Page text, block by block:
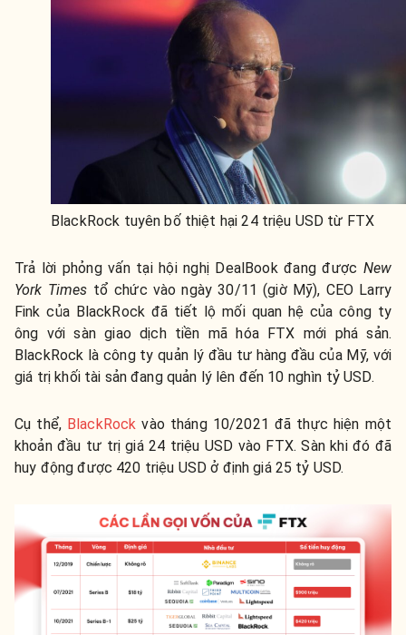
BlackRock tuyên bố thiệt hại 24 triệu USD từ FTX
Trả lời phỏng vấn tại hội nghị DealBook đang được New
York Times tổ chức vào ngày 30/11 (giờ Mỹ), CEO Larry
Fink của BlackRock đã tiết lộ mối quan hệ của công ty
ông với sàn giao dịch tiền mã hóa FTX mới phá sản.
BlackRock là công ty quản lý đầu tư hàng đầu của Mỹ, với
giá trị khối tài sản đang quản lý lên đến 10 nghìn tỷ USD.
Cụ thể, BlackRock vào tháng 10/2021 đã thực hiện một
khoản đầu tư trị giá 24 triệu USD vào FTX. Sàn khi đó đã
huy động được 420 triệu USD ở định giá 25 tỷ USD.